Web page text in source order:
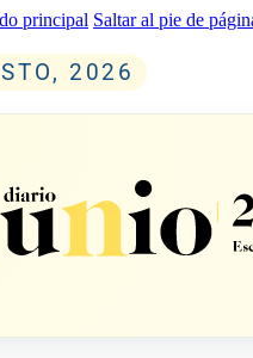
principal Saltar al pie de
2026